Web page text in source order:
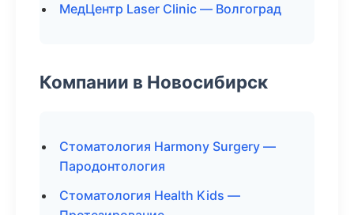
МедЦентр Laser Clinic — Волгоград
Компании в Новосибирск
Стоматология Harmony Surgery —
Пародонтология
Стоматология Health Kids —